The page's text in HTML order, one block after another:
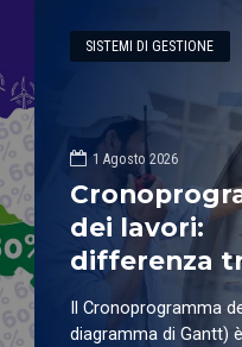
SISTEMI DI GESTIONE
1 Agosto 2026
dei lavori:
differenza
progetto,
e direzione
Il Cronoprogramma
diagramma di Gantt)